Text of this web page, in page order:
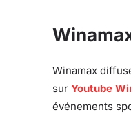
Winamax
sur Youtube
événements